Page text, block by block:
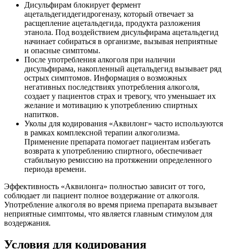
Дисульфирам блокирует фермент
ацетальдегиддегидрогеназу, который отвечает за
расщепление ацетальдегида, продукта разложения
этанола. Под воздействием дисульфирама ацетальдегид
начинает собираться в организме, вызывая неприятные
и опасные симптомы.
После употребления алкоголя при наличии
дисульфирама, накопленный ацетальдегид вызывает ряд
острых симптомов. Информация о возможных
негативных последствиях употребления алкоголя,
создает у пациентов страх и тревогу, что уменьшает их
желание и мотивацию к употреблению спиртных
напитков.
Уколы для кодирования «Аквилонг» часто используются
в рамках комплексной терапии алкоголизма.
Применение препарата помогает пациентам избегать
возврата к употреблению спиртного, обеспечивает
стабильную ремиссию на протяжении определенного
периода времени.
Эффективность «Аквилонга» полностью зависит от того,
соблюдает ли пациент полное воздержание от алкоголя.
Употребление алкоголя во время приема препарата вызывает
неприятные симптомы, что является главным стимулом для
воздержания.
Условия для кодирования